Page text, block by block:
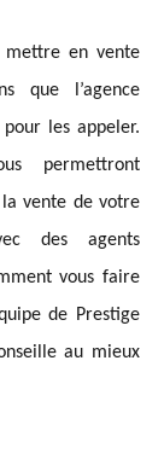
en vente
que l’agence
les appeler.
permettront
vente de votre
des agents
vous faire
de Prestige
au mieux